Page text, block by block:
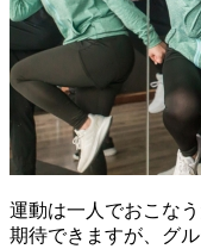
運動は一人でおこな
期待できますが、グ